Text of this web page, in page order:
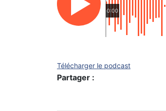
0:00
Télécharger le podcast
Partager :